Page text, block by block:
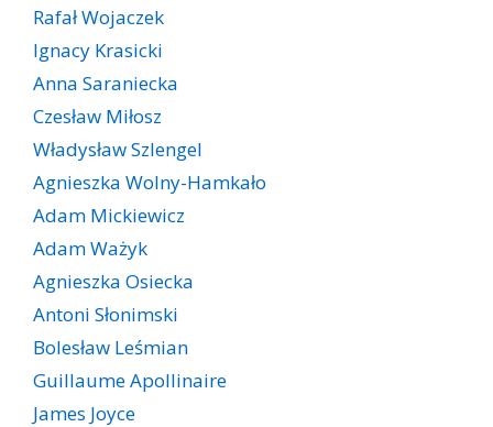
Rafał Wojaczek
Ignacy Krasicki
Anna Saraniecka
Czesław Miłosz
Władysław Szlengel
Agnieszka Wolny-Hamkało
Adam Mickiewicz
Adam Ważyk
Agnieszka Osiecka
Antoni Słonimski
Bolesław Leśmian
Guillaume Apollinaire
James Joyce